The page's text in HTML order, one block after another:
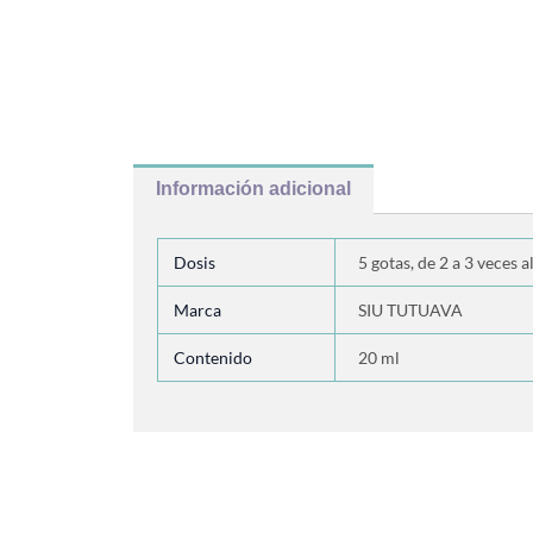
Información adicional
Dosis 5 gotas, de 2 a 3 veces
Marca SIU TUTUAVA
Contenido 20 ml